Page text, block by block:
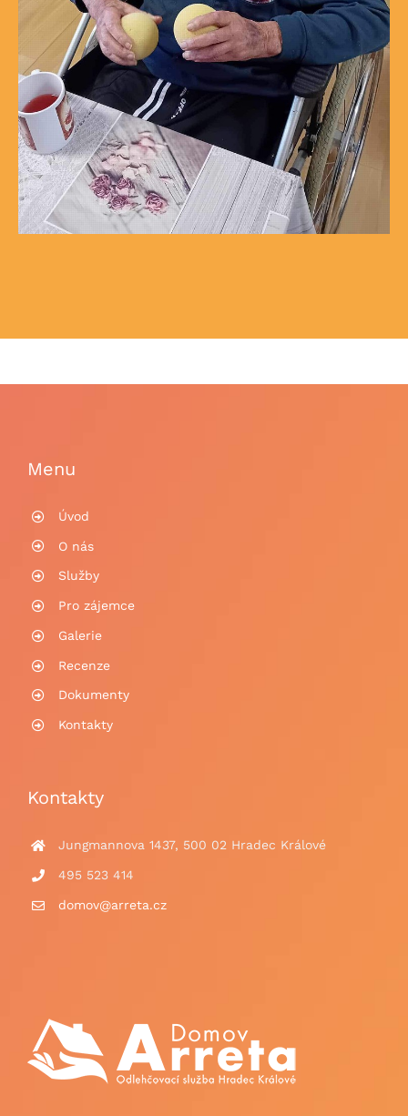
Menu
Úvod
O nás
Služby
Pro zájemce
Galerie
Recenze
Dokumenty
Kontakty
Kontakty
Jungmannova 1437, 500 02 Hradec Králové
495 523 414
domov@arreta.cz